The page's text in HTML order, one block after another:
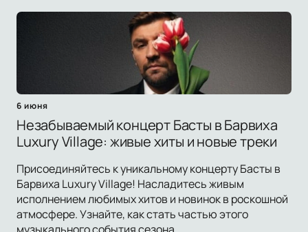
6 июня
Незабываемый концерт Басты в Барвиха
Luxury Village: живые хиты и новые треки
Присоединяйтесь к уникальному концерту Басты в
Барвиха Luxury Village! Насладитесь живым
исполнением любимых хитов и новинок в роскошной
атмосфере. Узнайте, как стать частью этого